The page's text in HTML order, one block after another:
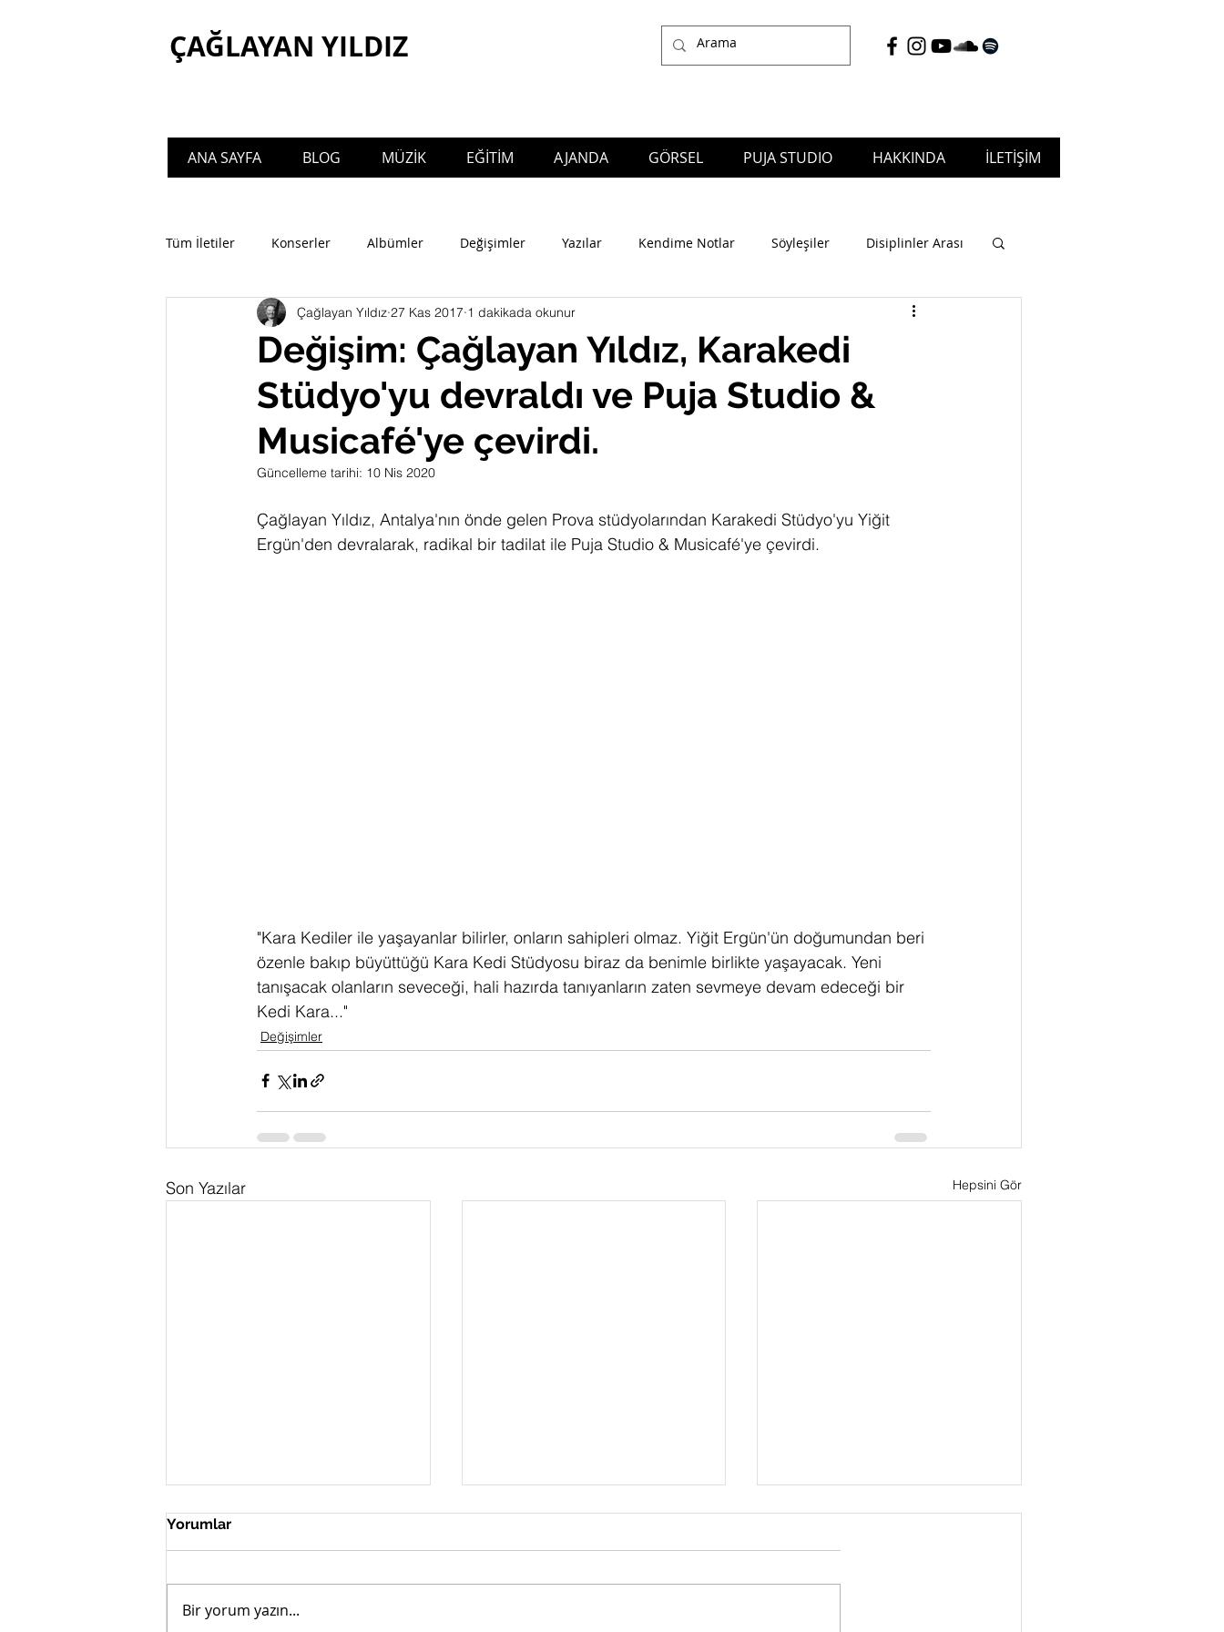
ÇAĞLAYAN YILDIZ
Welcome to the official website of Çağlayan Yıldız, who works as a Composer, Arranger, Producer, Music Director, Performer and Educator in many genres of the Music;
also the owner of Puja Studio & Musicafé, Puja Music
ANA SAYFA BLOG MÜZİK EĞİTİM AJANDA GÖRSEL PUJA STUDIO HAKKINDA İLETİŞİM
Tüm İletiler Konserler Albümler Değişimler Yazılar Kendime Notlar Söyleşiler Disiplinler Arası
Değişim: Çağlayan Yıldız, Karakedi
Stüdyo'yu devraldı ve Puja Studio &
Musicafé'ye çevirdi.
Çağlayan Yıldız 27 Kas 2017 1 dakikada okunur
Güncelleme tarihi: 10 Nis 2020
Çağlayan Yıldız, Antalya'nın önde gelen Prova stüdyolarından Karakedi Stüdyo'yu Yiğit
Ergün'den devralarak, radikal bir tadilat ile Puja Studio & Musicafé'ye çevirdi.
"Kara Kediler ile yaşayanlar bilirler, onların sahipleri olmaz. Yiğit Ergün'ün doğumundan beri
özenle bakıp büyüttüğü Kara Kedi Stüdyosu biraz da benimle birlikte yaşayacak. Yeni
tanışacak olanların seveceği, hali hazırda tanıyanların zaten sevmeye devam edeceği bir
Kedi Kara..."
Değişimler
Son Yazılar Hepsini Gör
Yorumlar
Bir yorum yazın...